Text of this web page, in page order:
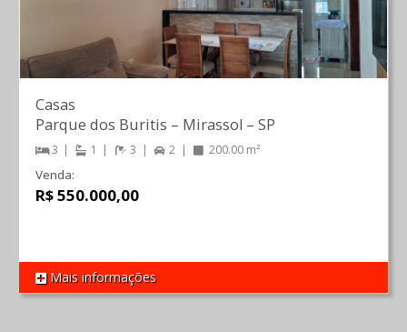
REF 1191
Casas
Parque dos Buritis – Mirassol – SP
3 1 3 2 200.00 m²
Venda:
R$ 550.000,00
Mais informações